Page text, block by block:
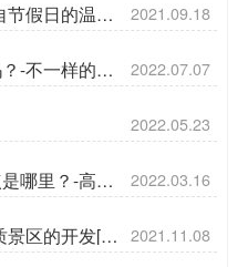
假日的温馨 2021.09.18
-不一样的燃 2022.07.07
2022.05.23
哪里？-高尔 2022.03.16
区的开发[五 2021.11.08